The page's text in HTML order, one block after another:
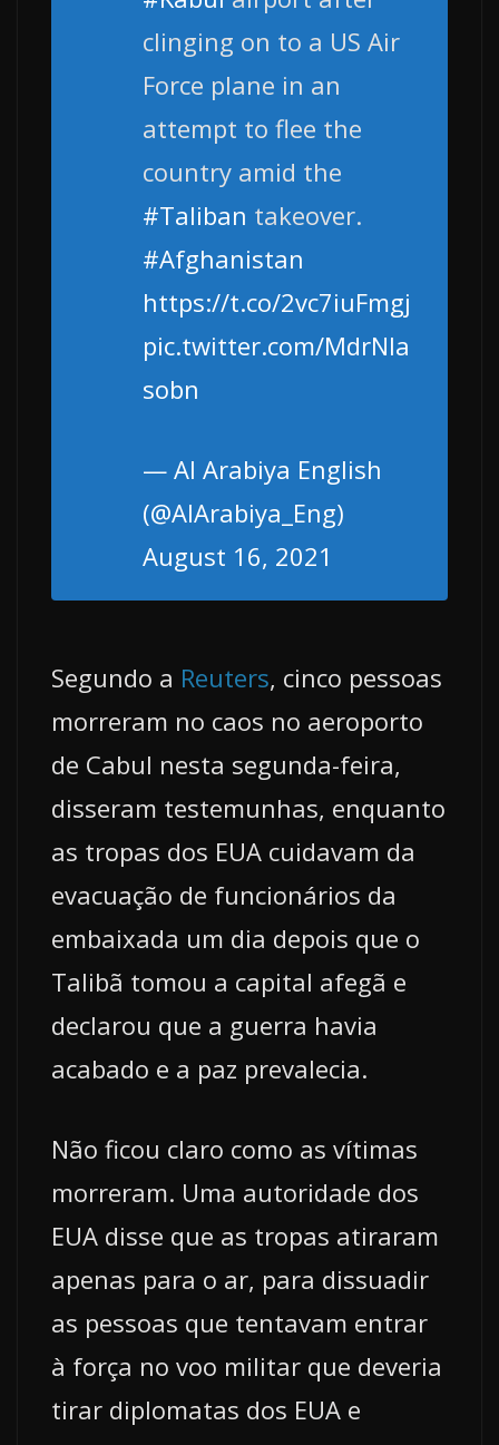
clinging on to a US Air
Force plane in an
attempt to flee the
country amid the
#Taliban takeover.
#Afghanistan
https://t.co/2vc7iuFmgj
pic.twitter.com/MdrNla
sobn
— Al Arabiya English
(@AlArabiya_Eng)
August 16, 2021
Segundo a Reuters, cinco pessoas
morreram no caos no aeroporto
de Cabul nesta segunda-feira,
disseram testemunhas, enquanto
as tropas dos EUA cuidavam da
evacuação de funcionários da
embaixada um dia depois que o
Talibã tomou a capital afegã e
declarou que a guerra havia
acabado e a paz prevalecia.
Não ficou claro como as vítimas
morreram. Uma autoridade dos
EUA disse que as tropas atiraram
apenas para o ar, para dissuadir
as pessoas que tentavam entrar
à força no voo militar que deveria
tirar diplomatas dos EUA e